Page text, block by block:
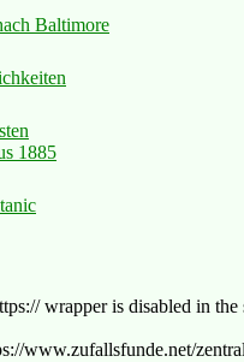
Baltimore
1885
wrapper is disabled in
www.zufallsfunde.net/